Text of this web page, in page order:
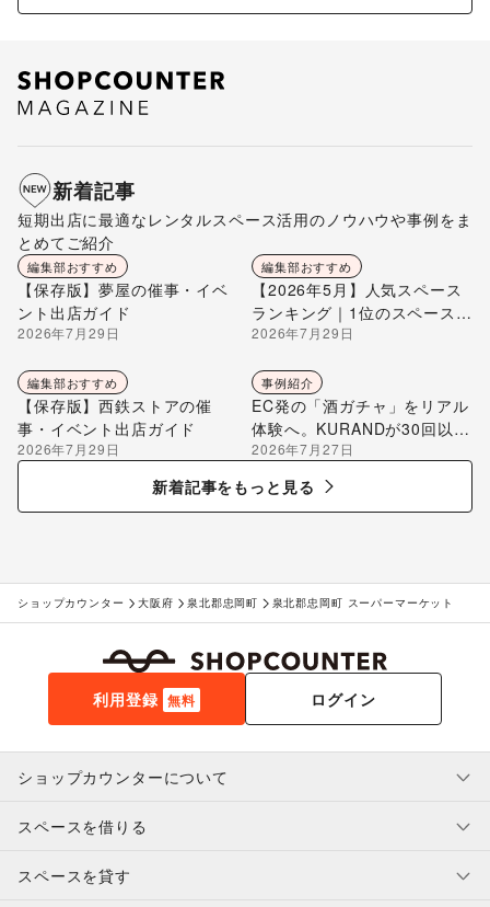
新着記事
短期出店に最適なレンタルスペース活用のノウハウや事例をま
とめてご紹介
編集部おすすめ
【保存版】夢屋の催事・イベ
ント出店ガイド
2026年7月29日
編集部おすすめ
【2026年5月】人気スペース
ランキング｜1位のスペースを
編集部が解説
2026年7月29日
編集部おすすめ
【保存版】西鉄ストアの催
事・イベント出店ガイド
2026年7月29日
事例紹介
EC発の「酒ガチャ」をリアル
体験へ。KURANDが30回以上
のポップアップ出店で届け
る“新しいお酒との出会い”
2026年7月27日
新着記事をもっと見る
ショップカウンター 大阪府 泉北郡忠岡町 泉北郡忠岡町 スーパーマーケット
利用登録 無料 ログイン
ショップカウンターについて
利用規約・ガイドライン
特定商取引法に基づく表示
スペースを借りる
スペースを借りたい人へ
スペースを貸す